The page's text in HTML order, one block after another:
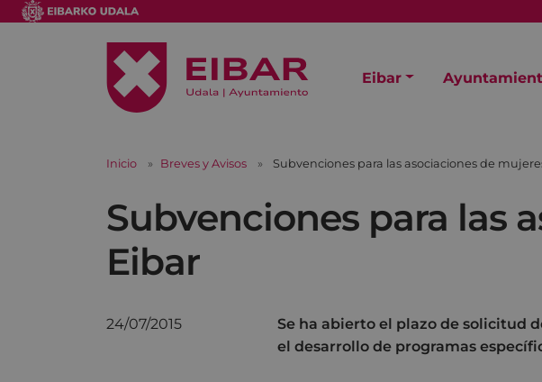
Eibar
Inicio Breves y Avisos Subvenciones para las asociaciones de
Subvenciones para las
Eibar
24/07/2015
Se ha abierto el plazo de solicitud
el desarrollo de programas